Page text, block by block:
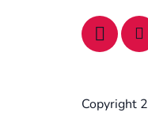
Copyright